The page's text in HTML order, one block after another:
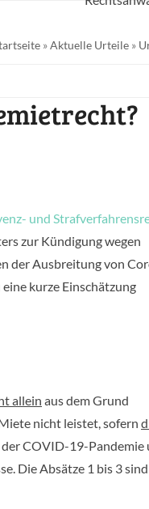
»Aktuelle Urteile »
und
zur Kündigung wegen
der Ausbreitung von
kurze Einschätzung
allein aus dem Grund
nicht leistet, sofern
COVID-19-Pandemie
Die Absätze 1 bis 3 sind